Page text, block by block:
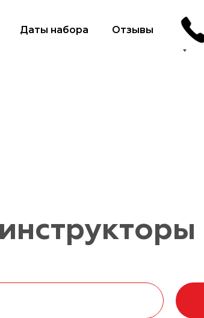
Даты набора Отзывы